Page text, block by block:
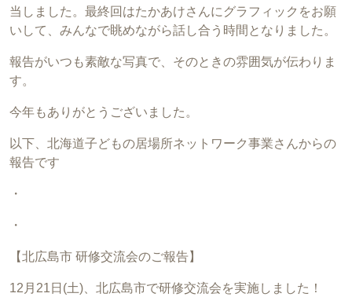
当しました。最終回はたかあけさんにグラフィックをお願
いして、みんなで眺めながら話し合う時間となりました。
報告がいつも素敵な写真で、そのときの雰囲気が伝わりま
す。
今年もありがとうございました。
以下、北海道子どもの居場所ネットワーク事業さんからの
報告です
・
・
【北広島市 研修交流会のご報告】
12月21日(土)、北広島市で研修交流会を実施しました！